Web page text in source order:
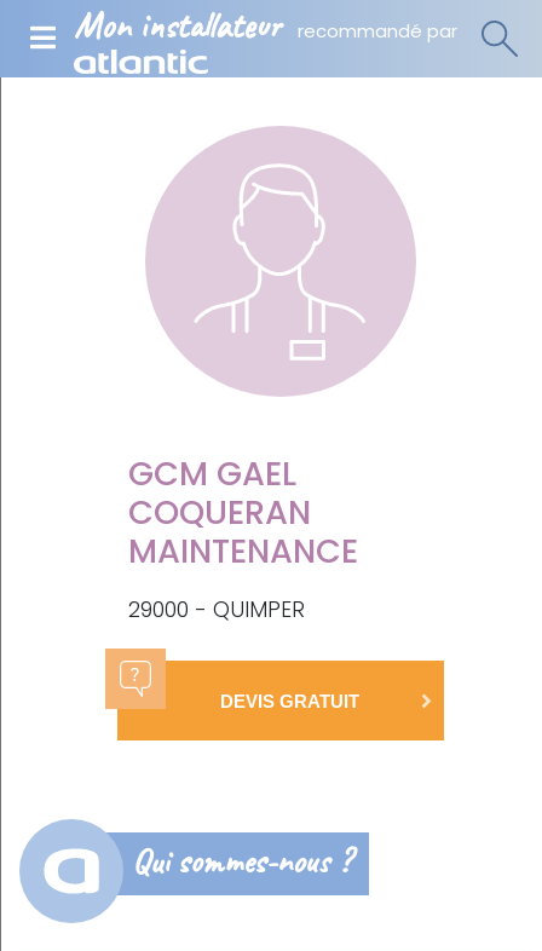
Mon installateur recommandé par
GCM GAEL
COQUERAN
MAINTENANCE
29000 - QUIMPER
DEVIS GRATUIT
Qui sommes-nous ?